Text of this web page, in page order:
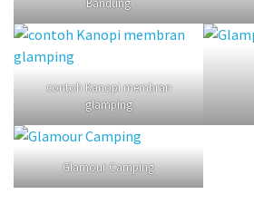
Bandung
contoh Kanopi membran
glamping
Glamour Camping